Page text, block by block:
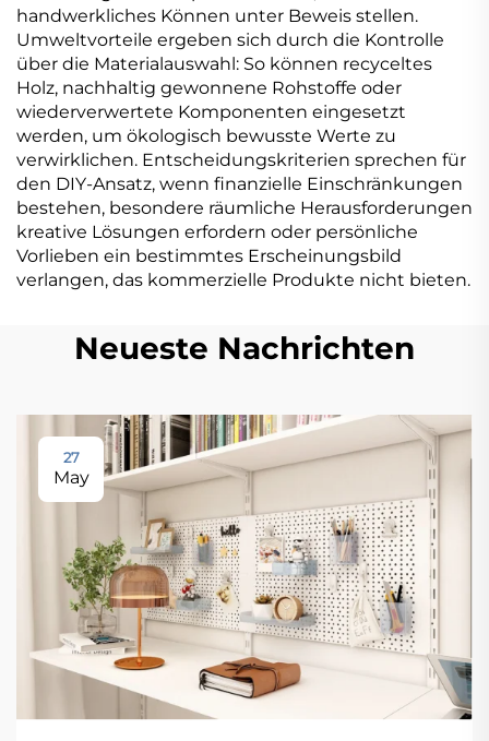
handwerkliches Können unter Beweis stellen.
Umweltvorteile ergeben sich durch die Kontrolle
über die Materialauswahl: So können recyceltes
Holz, nachhaltig gewonnene Rohstoffe oder
wiederverwertete Komponenten eingesetzt
werden, um ökologisch bewusste Werte zu
verwirklichen. Entscheidungskriterien sprechen für
den DIY-Ansatz, wenn finanzielle Einschränkungen
bestehen, besondere räumliche Herausforderungen
kreative Lösungen erfordern oder persönliche
Vorlieben ein bestimmtes Erscheinungsbild
verlangen, das kommerzielle Produkte nicht bieten.
Neueste Nachrichten
27
May